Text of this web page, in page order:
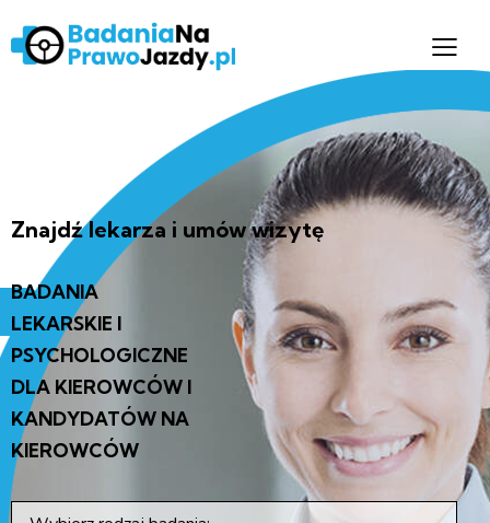
Znajdź lekarza i umów wizytę
BADANIA
LEKARSKIE I
PSYCHOLOGICZNE
DLA KIEROWCÓW I
KANDYDATÓW NA
KIEROWCÓW